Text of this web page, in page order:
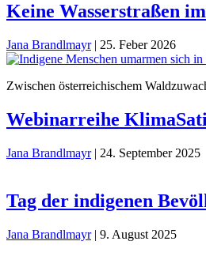
Keine Wasserstraßen
Jana Brandlmayr | 25. Feber 2026
Zwischen österreichischem
Webinarreihe
Jana Brandlmayr | 24. September 2025
Tag der indigenen
Jana Brandlmayr | 9. August 2025